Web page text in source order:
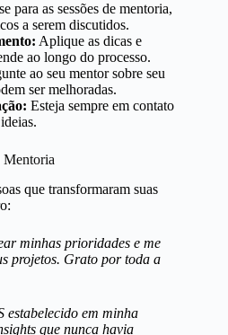
para as sessões de mentoria,
a serem discutidos.
Aplique as dicas e
ao longo do processo.
ao seu mentor sobre seu
ser melhoradas.
Esteja sempre em contato
Mentoria
que transformaram suas
minhas prioridades e me
projetos. Grato por toda a
estabelecido em minha
que nunca havia